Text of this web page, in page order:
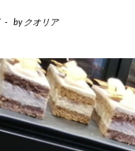
- by クオリア